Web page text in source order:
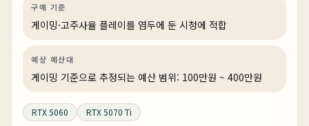
구매 기준
게이밍·고주사율 플레이를 염두에 둔 시청에 적합
예상 예산대
게이밍 기준으로 추정되는 예산 범위: 100만원 ~ 400만원
RTX 5060 RTX 5070 Ti